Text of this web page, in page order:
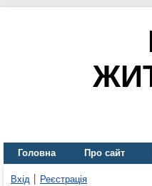
Головна Про сайт
Вхід Реєстрація